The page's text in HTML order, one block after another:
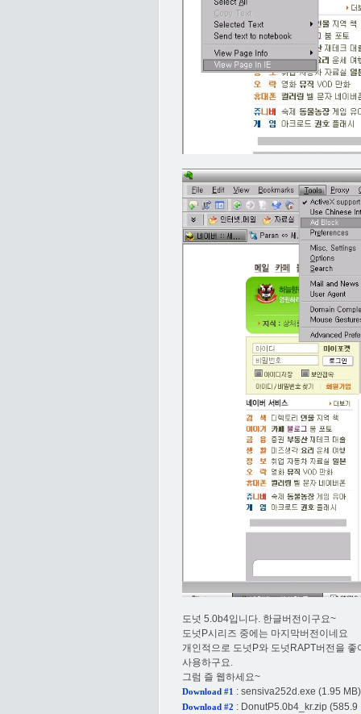
도넛 5.0b4입니다. 한글버전이구요~
도넛P시리즈 중에는 마지막버전이네요
개인적으로 도넛P와 도넛RAPT버전을 좋
사용하구요.
그럼 즐 웹하세요~
Download #1 : sensiva252d.exe (1.95
Download #2 : DonutP5.0b4_kr.zip (585.9